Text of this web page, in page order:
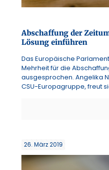
Abschaffung der
Lösung einführen
Das Europäische
Mehrheit für die
ausgesprochen. Angelika
CSU-Europagruppe, freut
26. März 2019